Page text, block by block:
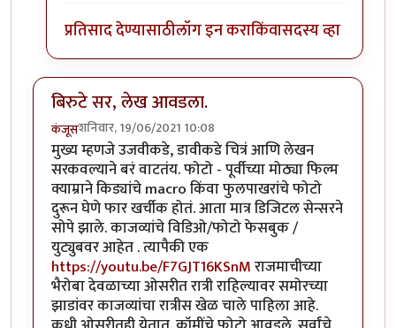
प्रतिसाद देण्यासाठीलॉग इन कराकिंवासदस्य व्हा
बिरुटे सर, लेख आवडला.
कंजूसशनिवार, 19/06/2021 10:08
मुख्य म्हणजे उजवीकडे, डावीकडे चित्रं आणि लेखन
सरकवल्याने बरं वाटतंय. फोटो - पूर्वीच्या मोठ्या फिल्म
क्याम्राने किड्यांचे macro किंवा फुलपाखरांचे फोटो
दुरून घेणे फार खर्चीक होतं. आता मात्र डिजिटल सेन्सरने
सोपे झाले. काजव्यांचे विडिओ/फोटो फेसबुक /
युट्युबवर आहेत . त्यापैकी एक
https://youtu.be/F7GJT16KSnMराजमाचीच्या
भैरोबा देवळाच्या ओसरीत रात्री राहिल्यावर समोरच्या
झाडांवर काजव्यांचा रात्रीस खेळ चाले पाहिला आहे.